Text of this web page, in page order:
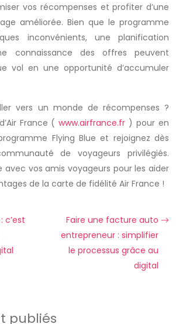
vos récompenses et profiter d’une
améliorée. Bien que le programme
inconvénients, une planification
connaissance des offres peuvent
vol en une opportunité d’accumuler
vers un monde de récompenses ?
France (www.airfrance.fr ) pour en
Flying Blueet rejoignez dès
de voyageurs privilégiés.
avec vos amis voyageurs pour les aider
de la carte de fidélité Air France !
c’est
Faire une facture auto
entrepreneur : simplifier
le processus grâce au
digital
publiés